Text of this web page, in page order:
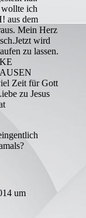
ich
aus dem
Mein Herz
wird
zu lassen.
Zeit für Gott
zu Jesus
um